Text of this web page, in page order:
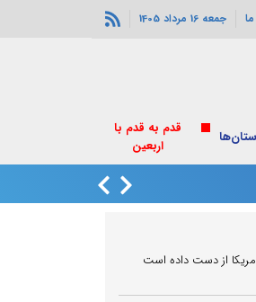
جمعه 16 مرداد 1405
قدم به قدم با
اربعین
از دست داده است